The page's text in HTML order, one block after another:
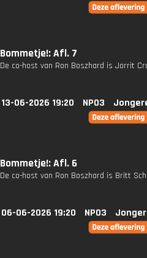
Bommetje!: Afl. 7
De co-host van Ron Boszhard is Jorrit
13-06-2026 19:20 NPO3
Bommetje!: Afl. 6
De co-host van Ron Boszhard is Britt
06-06-2026 19:20 NPO3